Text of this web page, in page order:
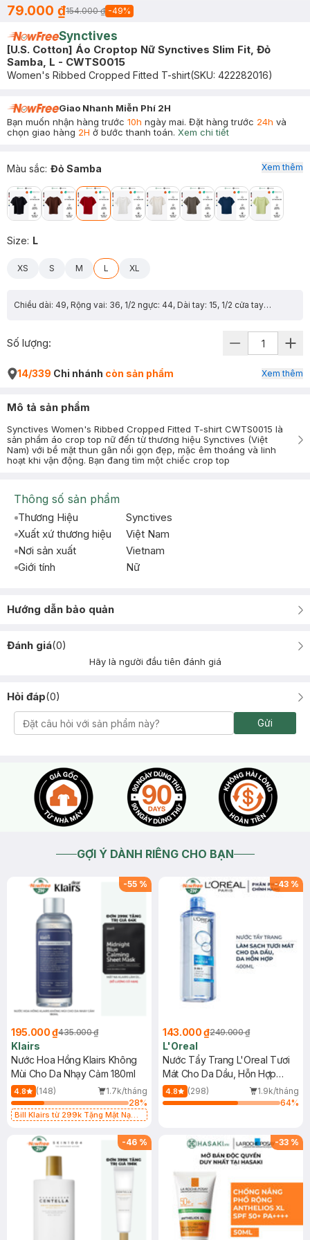
79.000 ₫154.000 ₫ -49%
Synctives
[U.S. Cotton] Áo Croptop Nữ Synctives Slim Fit, Đỏ
Samba, L - CWTS0015
Women's Ribbed Cropped Fitted T-shirt(SKU: 422282016)
Giao Nhanh Miễn Phí 2H
Bạn muốn nhận hàng trước 10h ngày mai. Đặt hàng trước 24h và
chọn giao hàng 2H ở bước thanh toán. Xem chi tiết
Màu sắc: Đỏ Samba
Size: L
XS S M L XL
Chiều dài: 49, Rộng vai: 36, 1/2 ngực: 44, Dài tay: 15, 1/2 cửa tay: 14.75
Xem thêm
Số lượng:
14/339 Chi nhánh còn sản phẩm Xem thêm
Mô tả sản phẩm
Synctives Women's Ribbed Cropped Fitted T-shirt CWTS0015 là
sản phẩm áo crop top nữ đến từ thương hiệu Synctives (Việt
Nam) với bề mặt thun gân nổi gọn đẹp, mặc êm thoáng và linh
hoạt khi vận động. Bạn đang tìm một chiếc crop top
Thông số sản phẩm
Thương Hiệu
Synctives
Xuất xứ thương hiệu
Việt Nam
Nơi sản xuất
Vietnam
Giới tính
Nữ
Hướng dẫn bảo quản
Đánh giá(0)
Hãy là người đầu tiên đánh giá
Hỏi đáp(0)
Gửi
GỢI Ý DÀNH RIÊNG CHO BẠN
-55 %
195.000 ₫435.000 ₫
Klairs
Nước Hoa Hồng Klairs Không
Mùi Cho Da Nhạy Cảm 180ml
4.8 (148)
1.7k/tháng
28%
Bill Klairs từ 299k Tặng Mặt Nạ
25ml (SL Có Hạn)
-43 %
143.000 ₫249.000 ₫
L'Oreal
Nước Tẩy Trang L'Oreal Tươi
Mát Cho Da Dầu, Hỗn Hợp
400ml
4.8 (298)
1.9k/tháng
64%
-46 % -33 %